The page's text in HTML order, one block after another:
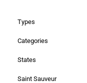
Types
Categories
States
Saint Sauveur